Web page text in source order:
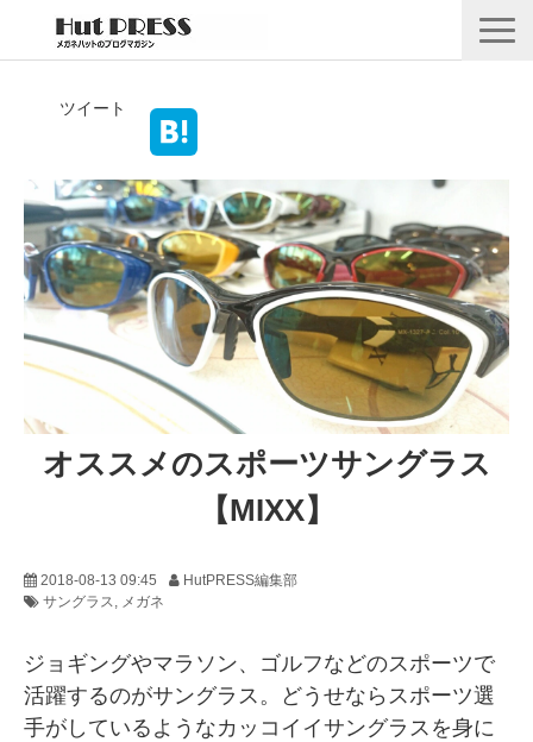
企業情報
安心保証
🛒オンラインショップ
ツイート
オススメのスポーツサングラス
【MIXX】
2018-08-13 09:45
HutPRESS編集部
サングラス
メガネ
ジョギングやマラソン、ゴルフなどのスポーツで
活躍するのがサングラス。どうせならスポーツ選
手がしているようなカッコイイサングラスを身に